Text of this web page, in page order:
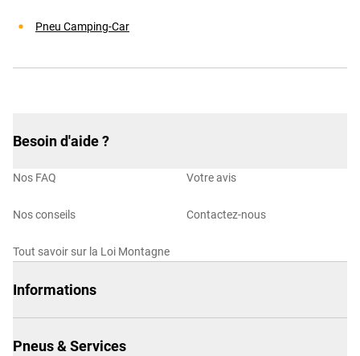
Pneu Camping-Car
Besoin d'aide ?
Nos FAQ
Nos conseils
Tout savoir sur la Loi Montagne
Votre avis
Contactez-nous
Informations
Pneus & Services